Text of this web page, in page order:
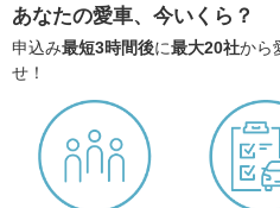
あなたの愛車、今いくら？
申込み最短3時間後に最大20社から
せ！